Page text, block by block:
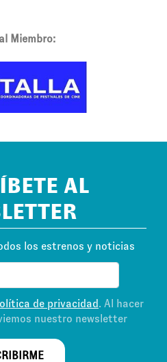
Miembro:
AL
los estrenos y noticias
de privacidad. Al hacer
nuestro newsletter